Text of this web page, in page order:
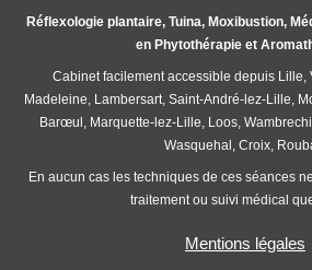
Réflexologie plantaire, Tuina, Moxibustion,
en Phytothérapie et
Cabinet facilement accessible depuis Lille,
Madeleine, Lambersart, Saint-André-lez-Lille,
Barœul, Marquette-lez-Lille, Loos,
Wasquehal, Croix,
En aucun cas les techniques de ces séances
traitement ou suivi médical
Mentions légales